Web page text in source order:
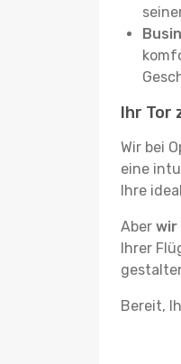
Ihr Tor
Wir bei
eine
Ihre
Aber wir
Ihrer
Bereit,